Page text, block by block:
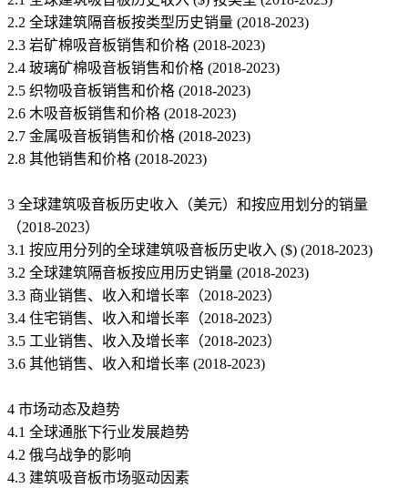
2.2 全球建筑隔音板按类型历史销量 (2018-2023)
2.3 岩矿棉吸音板销售和价格 (2018-2023)
2.4 玻璃矿棉吸音板销售和价格 (2018-2023)
2.5 织物吸音板销售和价格 (2018-2023)
2.6 木吸音板销售和价格 (2018-2023)
2.7 金属吸音板销售和价格 (2018-2023)
2.8 其他销售和价格 (2018-2023)
3 全球建筑吸音板历史收入（美元）和按应用划分的销量
（2018-2023）
3.1 按应用分列的全球建筑吸音板历史收入 ($) (2018-2023)
3.2 全球建筑隔音板按应用历史销量 (2018-2023)
3.3 商业销售、收入和增长率（2018-2023）
3.4 住宅销售、收入和增长率（2018-2023）
3.5 工业销售、收入及增长率（2018-2023）
3.6 其他销售、收入和增长率 (2018-2023)
4 市场动态及趋势
4.1 全球通胀下行业发展趋势
4.2 俄乌战争的影响
4.3 建筑吸音板市场驱动因素